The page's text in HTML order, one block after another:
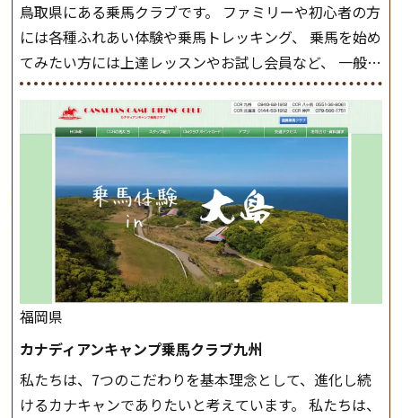
の扶助操作や誘導方法を身につけましょう。 注意事項
◆馬場使用状況により、使用する馬場はこちらで決定い
たしますのでご了承ください ◆基本は雨天決行です
が、落雷・強風等のより、安全上急遽中止させていただ
く場合がございます。 ◆三木ホースランドパークの協議
会や講習会等により、一部レッスンが中止になる場合が
ございます。 その際、ご予約いただいている皆様には事
前にご連絡いたします。MIKIホーストレックのツアー
はこちら
鳥取県にある乗馬クラブです。 ファミリーや初心者の方
には各種ふれあい体験や乗馬トレッキング、 乗馬を始め
てみたい方には上達レッスンやお試し会員など、 一般の
方に幅広くお楽しみいただける施設を目指しています。
また、お手軽（低価格）に会員になったり自分の馬を持
つことのできる乗馬クラブでもあり、 健康や趣味、スポ
ーツ競技として、老若男女様々な方が、日々乗馬をお楽
しみいただいています。 なお、ゴールデンウィークと夏
休み期間中は無休で営業していますので、ぜひご家族で
お越しください！大山乗馬センターの紹介記事はこち
福岡県
カナディアンキャンプ乗馬クラブ九州
私たちは、7つのこだわりを基本理念として、進化し続
けるカナキャンでありたいと考えています。 私たちは、